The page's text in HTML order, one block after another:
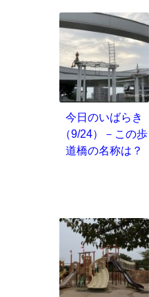
今日のいばらき
（9/24）－この歩
道橋の名称は？